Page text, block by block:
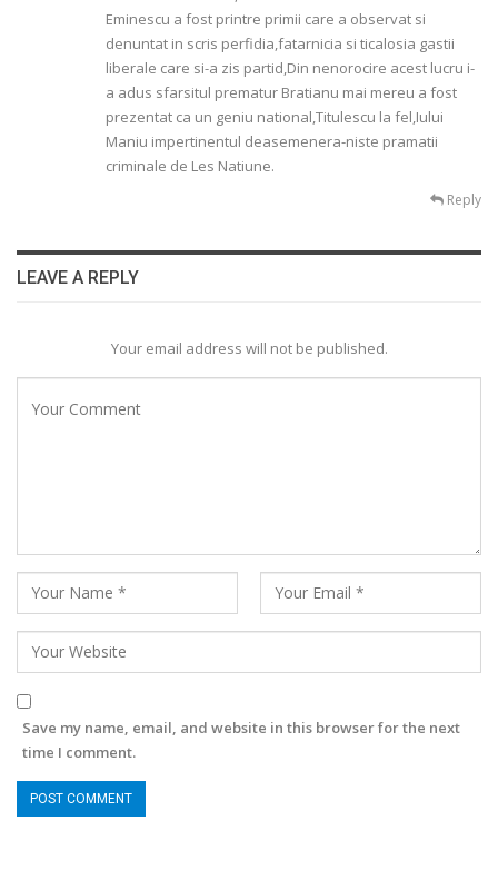
Eminescu a fost printre primii care a observat si
denuntat in scris perfidia,fatarnicia si ticalosia gastii
liberale care si-a zis partid,Din nenorocire acest lucru i-
a adus sfarsitul prematur Bratianu mai mereu a fost
prezentat ca un geniu national,Titulescu la fel,Iului
Maniu impertinentul deasemenera-niste pramatii
criminale de Les Natiune.
Reply
LEAVE A REPLY
Your email address will not be published.
Save my name, email, and website in this browser for the next
time I comment.